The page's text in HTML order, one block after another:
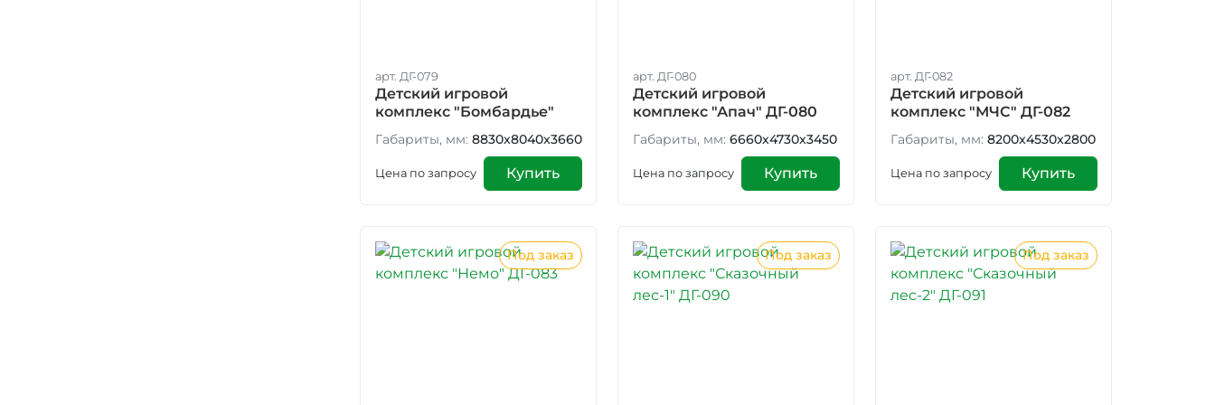
арт. ДГ-079
Детский игровой
комплекс "Бомбардье"
ДГ-079
Габариты, мм: 8830x8040x3660
Цена по запросу Купить
арт. ДГ-080
Детский игровой
комплекс "Апач" ДГ-080
Габариты, мм: 6660x4730x3450
Цена по запросу Купить
арт. ДГ-082
Детский игровой
комплекс "МЧС" ДГ-082
Габариты, мм: 8200x4530x2800
Цена по запросу Купить
Под заказ Под заказ Под заказ